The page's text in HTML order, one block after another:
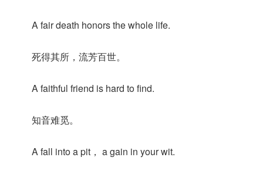
A fair death honors the whole life.
死得其所，流芳百世。
A faithful friend is hard to find.
知音难觅。
A fall into a pit， a gain in your wit.